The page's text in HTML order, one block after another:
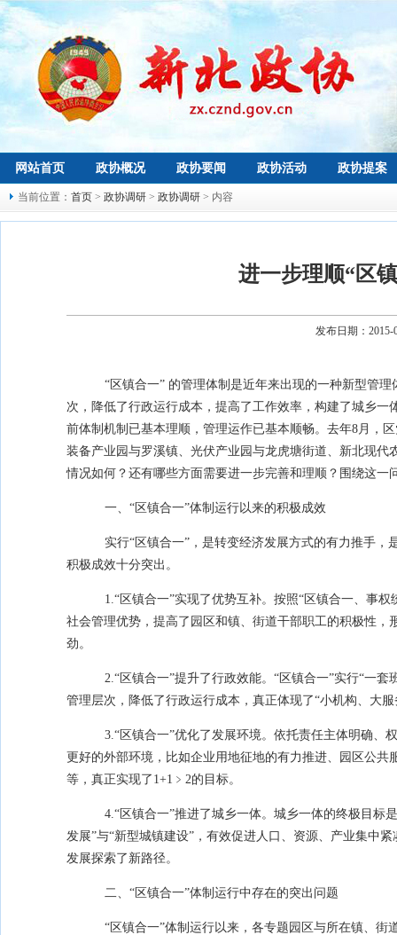
网站首页 政协概况 政协要闻 政协活动 政协提案
当前位置： 首页 > 政协调研 > 政协调研 > 内容
进一步理顺“区
发布日期：
“区镇合一” 的管理体制是近年来出现的一种新型管
次，降低了行政运行成本，提高了工作效率，构建了城乡
前体制机制已基本理顺，管理运作已基本顺畅。去年8月，
装备产业园与罗溪镇、光伏产业园与龙虎塘街道、新北现代
情况如何？还有哪些方面需要进一步完善和理顺？围绕这
一、“区镇合一”体制运行以来的积极成效
实行“区镇合一”，是转变经济发展方式的有力推手
积极成效十分突出。
1.“区镇合一”实现了优势互补。按照“区镇合一、事权
社会管理优势，提高了园区和镇、街道干部职工的积极性
劲。
2.“区镇合一”提升了行政效能。“区镇合一”实行“一
管理层次，降低了行政运行成本，真正体现了“小机构、大
3.“区镇合一”优化了发展环境。依托责任主体明确、
更好的外部环境，比如企业用地征地的有力推进、园区公
等，真正实现了 1+1 ﹥ 2的目标。
4.“区镇合一”推进了城乡一体。城乡一体的终极目标
发展”与“新型城镇建设”，有效促进人口、资源、产业集中
发展探索了新路径。
二、“区镇合一”体制运行中存在的突出问题
“区镇合一”体制运行以来，各专题园区与所在镇、